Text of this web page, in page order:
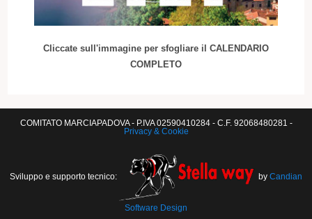
Cliccate sull'immagine per sfogliare il CALENDARIO
COMPLETO
COMITATO MARCIAPADOVA - P.IVA 02590410284 - C.F. 92068480281 -
Privacy & Cookie
Sviluppo e supporto tecnico: by Candian
Software Design